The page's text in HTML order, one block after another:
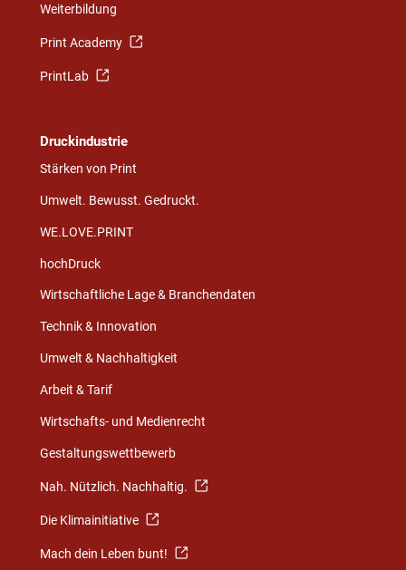
Weiterbildung
Print Academy
PrintLab
Druckindustrie
Stärken von Print
Umwelt. Bewusst. Gedruckt.
WE.LOVE.PRINT
hochDruck
Wirtschaftliche Lage & Branchendaten
Technik & Innovation
Umwelt & Nachhaltigkeit
Arbeit & Tarif
Wirtschafts- und Medienrecht
Gestaltungswettbewerb
Nah. Nützlich. Nachhaltig.
Die Klimainitiative
Mach dein Leben bunt!